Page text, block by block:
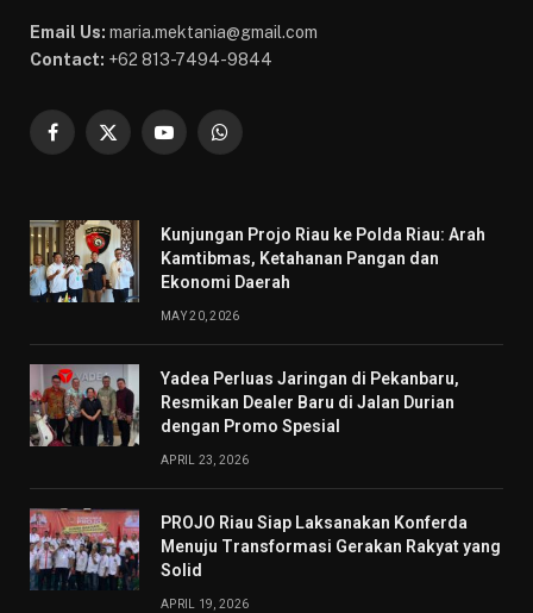
Email Us: maria.mektania@gmail.com
Contact: +62 813-7494-9844
Facebook
X
YouTubeWhatsApp
Kunjungan Projo Riau ke Polda Riau: Arah
Kamtibmas, Ketahanan Pangan dan
Ekonomi Daerah
MAY 20, 2026
Yadea Perluas Jaringan di Pekanbaru,
Resmikan Dealer Baru di Jalan Durian
dengan Promo Spesial
APRIL 23, 2026
PROJO Riau Siap Laksanakan Konferda
Menuju Transformasi Gerakan Rakyat yang
Solid
APRIL 19, 2026